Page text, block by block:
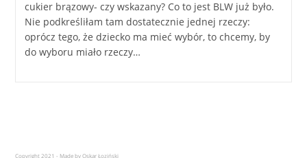
cukier brązowy- czy wskazany? Co to jest BLW już było.
Nie podkreśliłam tam dostatecznie jednej rzeczy:
oprócz tego, że dziecko ma mieć wybór, to chcemy, by
do wyboru miało rzeczy…
Copyright 2021 - Made by Oskar Łoziński